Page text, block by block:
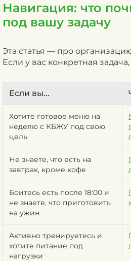
Навигация: что
под вашу задачу
Эта статья — про
Если у вас конкретная
Если вы...
Хотите готовое меню на
неделю с КБЖУ под свою
цель
Не знаете, что есть на
завтрак, кроме кофе
Боитесь есть после 18:00 и
не знаете, что приготовить
на ужин
Активно тренируетесь и
хотите питание под
нагрузки